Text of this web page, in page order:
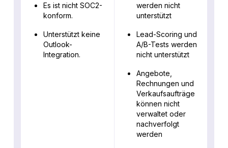
Es ist nicht SOC2-
konform.
Unterstützt keine
Outlook-
Integration.
werden nicht
unterstützt
Lead-Scoring und
A/B-Tests werden
nicht unterstützt
Angebote,
Rechnungen und
Verkaufsaufträge
können nicht
verwaltet oder
nachverfolgt
werden